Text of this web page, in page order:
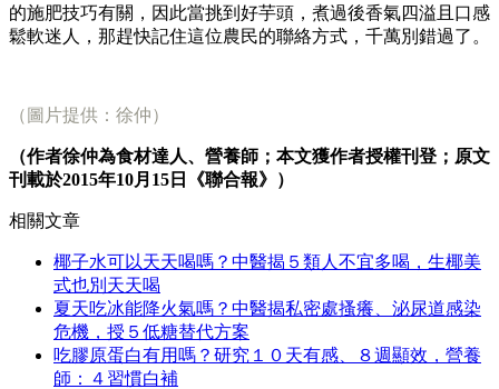
的施肥技巧有關，因此當挑到好芋頭，煮過後香氣四溢且口感
鬆軟迷人，那趕快記住這位農民的聯絡方式，千萬別錯過了。
（圖片提供：徐仲）
（作者徐仲為食材達人、營養師；本文獲作者授權刊登；原文
刊載於2015年10月15日《聯合報》）
相關文章
椰子水可以天天喝嗎？中醫揭５類人不宜多喝，生椰美
式也別天天喝
夏天吃冰能降火氣嗎？中醫揭私密處搔癢、泌尿道感染
危機，授５低糖替代方案
吃膠原蛋白有用嗎？研究１０天有感、８週顯效，營養
師：４習慣白補